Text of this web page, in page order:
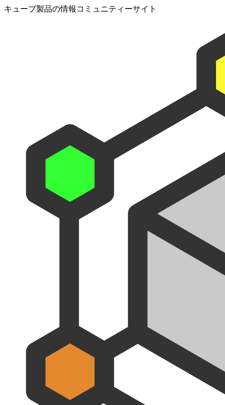
キューブ製品の情報コミュニティーサイト